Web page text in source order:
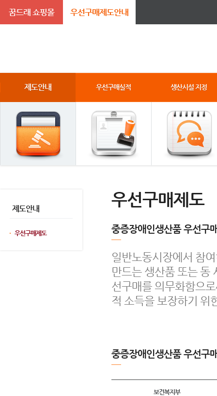
꿈드래 쇼핑몰 우선구매제도안내
제도안내 우선구매실적 생산시설 지정
제도안내
우선구매제도
우선구매제도
중증장애인생산품 우선구
일반노동시장에서 참
만드는 생산품 또는 동
선구매를 의무화함으
적 소득을 보장하기 위
중증장애인생산품 우선구
보건복지부